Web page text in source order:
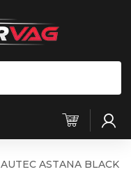
AUTEC ASTANA BLACK